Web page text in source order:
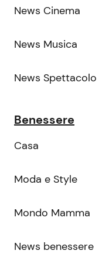
News Cinema
News Musica
News Spettacolo
Benessere
Casa
Moda e Style
Mondo Mamma
News benessere